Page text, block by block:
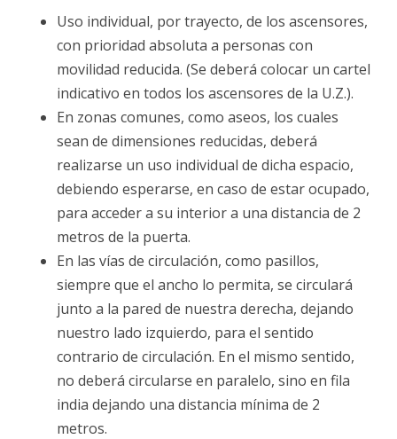
Uso individual, por trayecto, de los ascensores,
con prioridad absoluta a personas con
movilidad reducida. (Se deberá colocar un cartel
indicativo en todos los ascensores de la U.Z.).
En zonas comunes, como aseos, los cuales
sean de dimensiones reducidas, deberá
realizarse un uso individual de dicha espacio,
debiendo esperarse, en caso de estar ocupado,
para acceder a su interior a una distancia de 2
metros de la puerta.
En las vías de circulación, como pasillos,
siempre que el ancho lo permita, se circulará
junto a la pared de nuestra derecha, dejando
nuestro lado izquierdo, para el sentido
contrario de circulación. En el mismo sentido,
no deberá circularse en paralelo, sino en fila
india dejando una distancia mínima de 2
metros.